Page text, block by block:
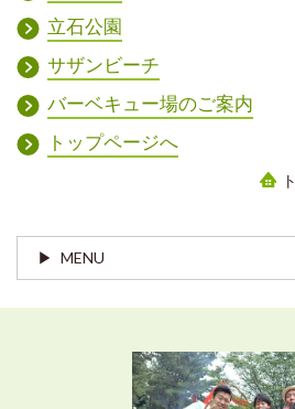
立石公園
サザンビーチ
バーベキュー場のご案内
トップページへ
MENU